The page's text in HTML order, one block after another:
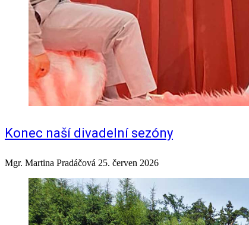
Konec naší divadelní sezóny
Mgr. Martina Pradáčová 25. červen 2026